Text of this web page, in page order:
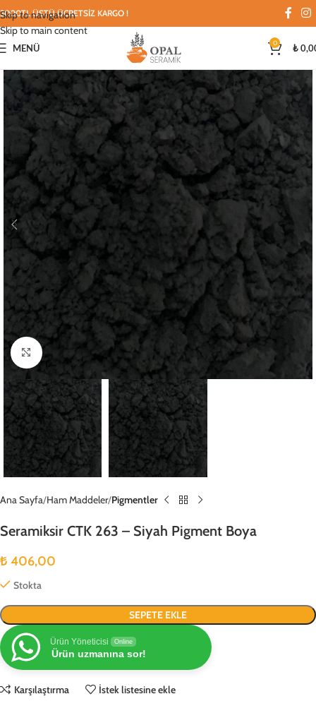
Skip to navigation
Skip to main content
3000TL ÜSTÜ ÜCRETSİZ KARGO !
MENÜ 0 ₺
Büyütmek için tıklayın
Ana Sayfa Ham Maddeler Pigmentler
Seramiksir CTK 263 – Siyah Pigment Boya
₺ 406,00
Stokta
SEPETE EKLE
Ürün Yöneticisi Online
Ürün uzmanına sor!
Karşılaştırma İstek listesine ekle